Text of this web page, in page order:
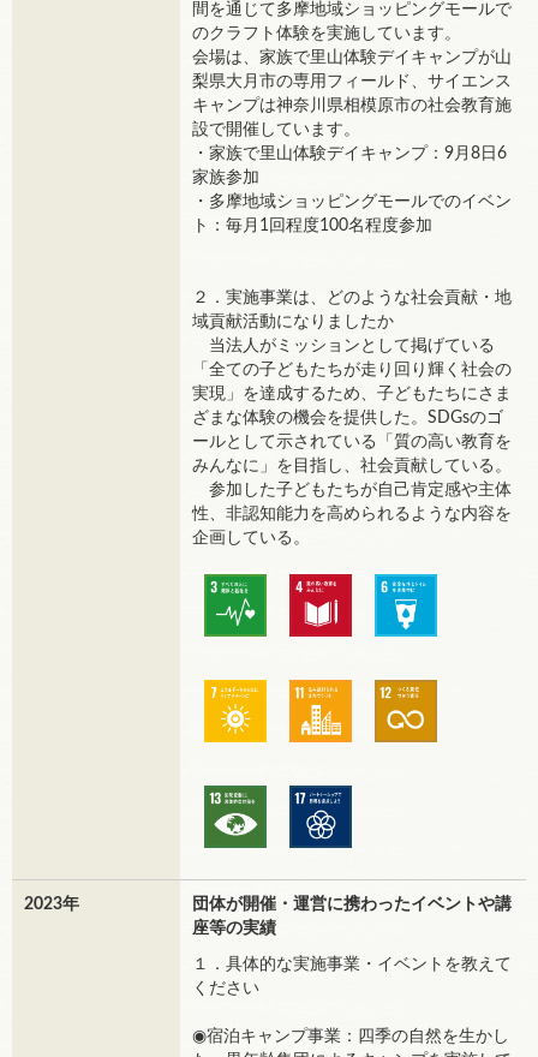
間を通じて多摩地域ショッピングモールで
のクラフト体験を実施しています。
会場は、家族で里山体験デイキャンプが山
梨県大月市の専用フィールド、サイエンス
キャンプは神奈川県相模原市の社会教育施
設で開催しています。
・家族で里山体験デイキャンプ：9月8日6
家族参加
・多摩地域ショッピングモールでのイベン
ト：毎月1回程度100名程度参加
２．実施事業は、どのような社会貢献・地
域貢献活動になりましたか
当法人がミッションとして掲げている
「全ての子どもたちが走り回り輝く社会の
実現」を達成するため、子どもたちにさま
ざまな体験の機会を提供した。SDGsのゴ
ールとして示されている「質の高い教育を
みんなに」を目指し、社会貢献している。
参加した子どもたちが自己肯定感や主体
性、非認知能力を高められるような内容を
企画している。
2023年
団体が開催・運営に携わったイベントや講
座等の実績
１．具体的な実施事業・イベントを教えて
ください
◉宿泊キャンプ事業：四季の自然を生かし